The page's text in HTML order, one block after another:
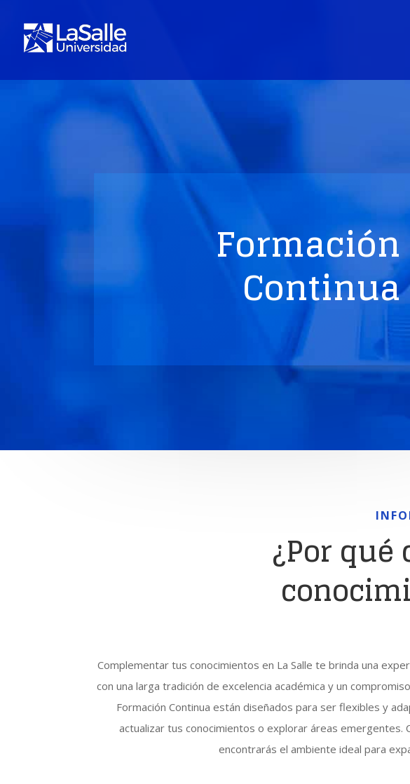
Formación
Continua
¿Por
Complementar tus conocimientos en La Salle te brinda una
con una larga tradición de excelencia académica y un
Formación Continua están diseñados para ser flexibles y
actualizar tus conocimientos o explorar áreas emergentes.
encontrarás el ambiente ideal para